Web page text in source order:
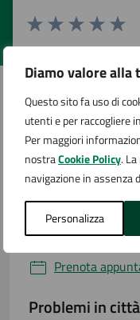
Diamo valore alla
Questo sito fa uso di
utenti e per raccogliere
Per maggiori
nostraCookie Policy.
navigazione in assenza
Personalizza
Valuta 4
Valuta 3
Valuta 2 stelle
Valuta 1 stelle su 5
Contatta il
Leggi le
Richiedi
Numero verde
Prenota
Problemi in città